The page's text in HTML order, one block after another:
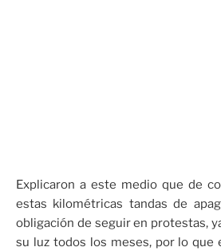
Explicaron a este medio que de
estas kilométricas tandas de
obligación de seguir en protestas,
su luz todos los meses, por lo que